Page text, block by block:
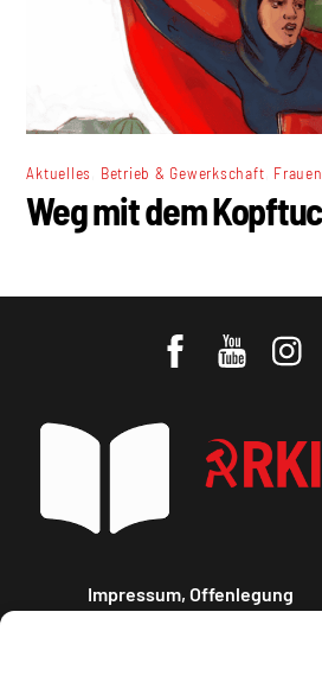
Aktuelles Betrieb & Gewerkschaft
Weg mit dem
Impressum, Offenlegung